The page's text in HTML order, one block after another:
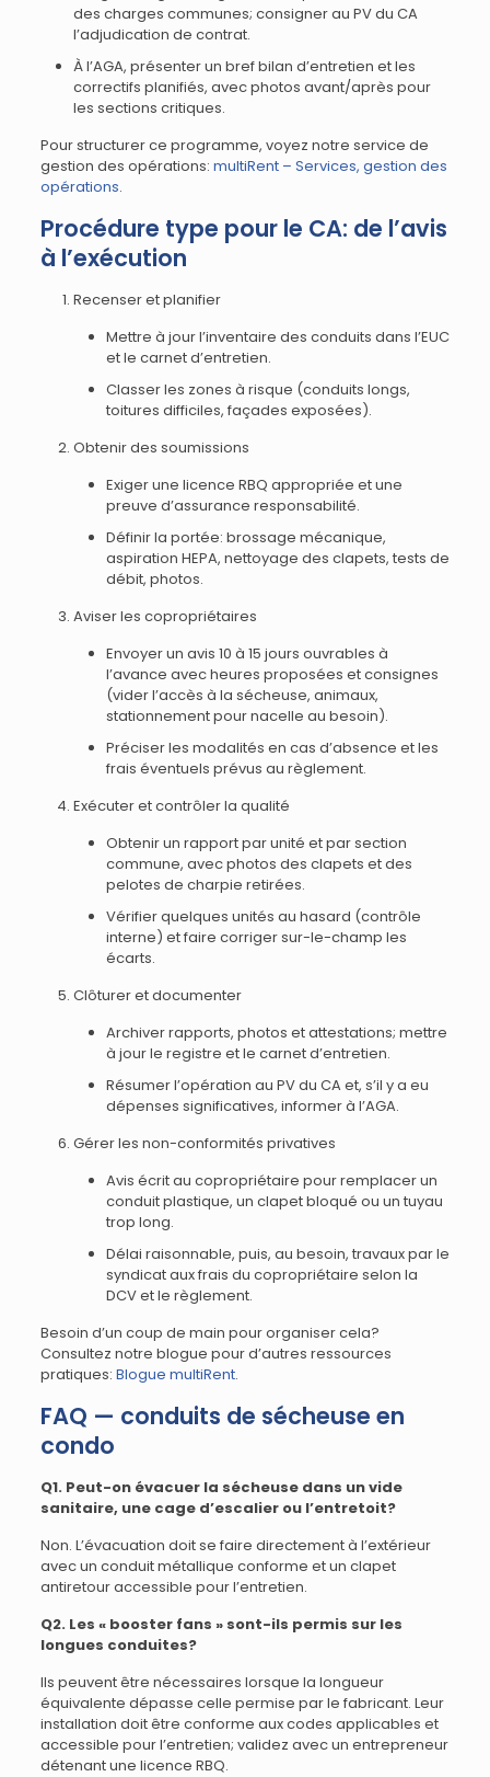
des charges communes; consigner au PV du CA
l’adjudication de contrat.
À l’AGA, présenter un bref bilan d’entretien et les
correctifs planifiés, avec photos avant/après pour
les sections critiques.
Pour structurer ce programme, voyez notre service de
gestion des opérations: multiRent – Services, gestion des
opérations.
Procédure type pour le CA: de l’avis
à l’exécution
Recenser et planifier
Mettre à jour l’inventaire des conduits dans l’EUC
et le carnet d’entretien.
Classer les zones à risque (conduits longs,
toitures difficiles, façades exposées).
Obtenir des soumissions
Exiger une licence RBQ appropriée et une
preuve d’assurance responsabilité.
Définir la portée: brossage mécanique,
aspiration HEPA, nettoyage des clapets, tests de
débit, photos.
Aviser les copropriétaires
Envoyer un avis 10 à 15 jours ouvrables à
l’avance avec heures proposées et consignes
(vider l’accès à la sécheuse, animaux,
stationnement pour nacelle au besoin).
Préciser les modalités en cas d’absence et les
frais éventuels prévus au règlement.
Exécuter et contrôler la qualité
Obtenir un rapport par unité et par section
commune, avec photos des clapets et des
pelotes de charpie retirées.
Vérifier quelques unités au hasard (contrôle
interne) et faire corriger sur-le-champ les
écarts.
Clôturer et documenter
Archiver rapports, photos et attestations; mettre
à jour le registre et le carnet d’entretien.
Résumer l’opération au PV du CA et, s’il y a eu
dépenses significatives, informer à l’AGA.
Gérer les non-conformités privatives
Avis écrit au copropriétaire pour remplacer un
conduit plastique, un clapet bloqué ou un tuyau
trop long.
Délai raisonnable, puis, au besoin, travaux par le
syndicat aux frais du copropriétaire selon la
DCV et le règlement.
Besoin d’un coup de main pour organiser cela?
Consultez notre blogue pour d’autres ressources
pratiques: Blogue multiRent.
FAQ — conduits de sécheuse en
condo
Q1. Peut-on évacuer la sécheuse dans un vide
sanitaire, une cage d’escalier ou l’entretoit?
Non. L’évacuation doit se faire directement à l’extérieur
avec un conduit métallique conforme et un clapet
antiretour accessible pour l’entretien.
Q2. Les « booster fans » sont-ils permis sur les
longues conduites?
Ils peuvent être nécessaires lorsque la longueur
équivalente dépasse celle permise par le fabricant. Leur
installation doit être conforme aux codes applicables et
accessible pour l’entretien; validez avec un entrepreneur
détenant une licence RBQ.